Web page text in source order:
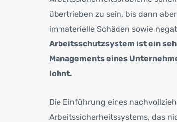
übertrieben zu sein, bis dann
immaterielle Schäden sowie
Arbeitsschutzsystem ist ein
Managements eines
lohnt.
Die Einführung eines
Arbeitssicher­heitssystems, das